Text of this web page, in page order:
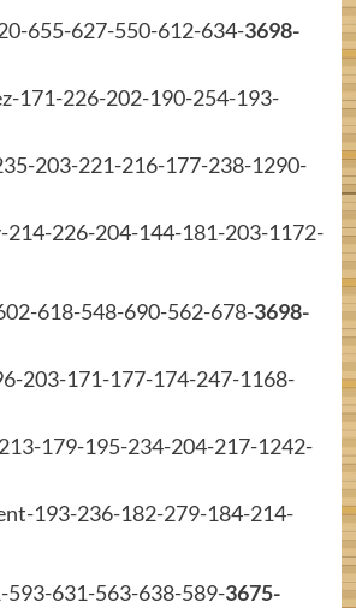
655-627-550-612-634-3698-
171-226-202-190-254-193-
203-221-216-177-238-1290-
214-226-204-144-181-203-1172-
618-548-690-562-678-3698-
203-171-177-174-247-1168-
179-195-234-204-217-1242-
193-236-182-279-184-214-
593-631-563-638-589-3675-